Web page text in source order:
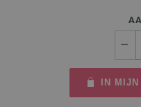
IN MIJN